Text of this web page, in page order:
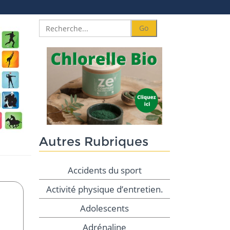
Autres Rubriques
Accidents du sport
Activité physique d’entretien.
Adolescents
Adrénaline